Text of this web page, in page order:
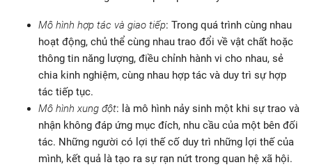
Mô hình hợp tác và giao tiếp: Trong quá trình cùng nhau
hoạt động, chủ thể cùng nhau trao đổi về vật chất hoặc
thông tin năng lượng, điều chỉnh hành vi cho nhau, sẻ
chia kinh nghiệm, cùng nhau hợp tác và duy trì sự hợp
tác tiếp tục.
Mô hình xung đột: là mô hình nảy sinh một khi sự trao và
nhận không đáp ứng mục đích, nhu cầu của một bên đối
tác. Những người có lợi thế cố duy trì những lợi thế của
mình, kết quả là tạo ra sự rạn nứt trong quan hệ xã hội.